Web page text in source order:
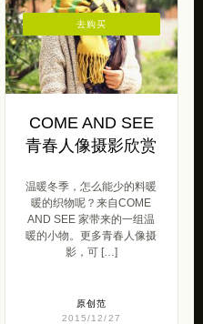
COME AND SEE
青春人像摄影欣赏
温暖冬季，怎么能少的料暖
暖的织物呢？来自COME
AND SEE 家带来的一组温
暖的小物。更多青春人像摄
影，可 […]
原创范
2015/12/27
去购买